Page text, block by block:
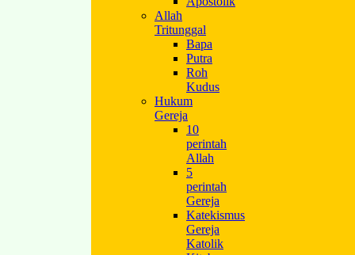
Allah
Tritunggal
Bapa
Putra
Roh
Kudus
Hukum
Gereja
10
perintah
Allah
5
perintah
Gereja
Katekismus
Gereja
Katolik